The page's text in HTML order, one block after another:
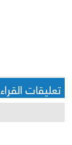
تعليقات القراء